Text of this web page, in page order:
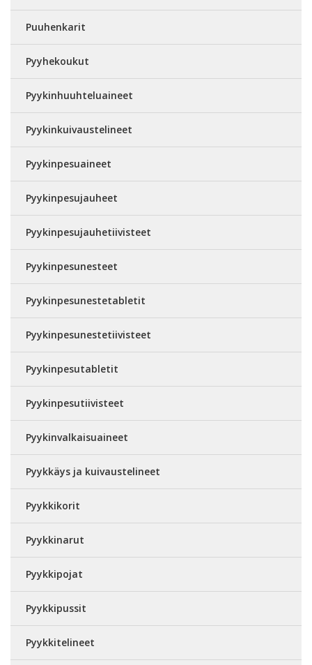
Puuhenkarit
Pyyhekoukut
Pyykinhuuhteluaineet
Pyykinkuivaustelineet
Pyykinpesuaineet
Pyykinpesujauheet
Pyykinpesujauhetiivisteet
Pyykinpesunesteet
Pyykinpesunestetabletit
Pyykinpesunestetiivisteet
Pyykinpesutabletit
Pyykinpesutiivisteet
Pyykinvalkaisuaineet
Pyykkäys ja kuivaustelineet
Pyykkikorit
Pyykkinarut
Pyykkipojat
Pyykkipussit
Pyykkitelineet